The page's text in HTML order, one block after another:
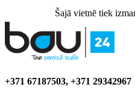
Šajā vietnē tiek
+371 67187503, +371 29342967